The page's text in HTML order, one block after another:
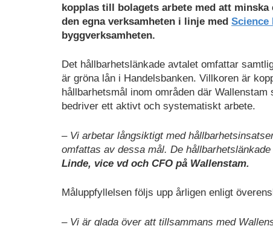
kopplas till bolagets arbete med att
den egna verksamheten i linje med Science
byggverksamheten.
Det hållbarhetslänkade avtalet omfattar
är gröna lån i Handelsbanken. Villkoren är
hållbarhetsmål inom områden där Wallenstam
bedriver ett aktivt och systematiskt arbete.
– Vi arbetar långsiktigt med
omfattas av dessa mål. De
Linde, vice vd och CFO på Wallenstam.
Måluppfyllelsen följs upp årligen enligt
– Vi är glada över att tillsammans med